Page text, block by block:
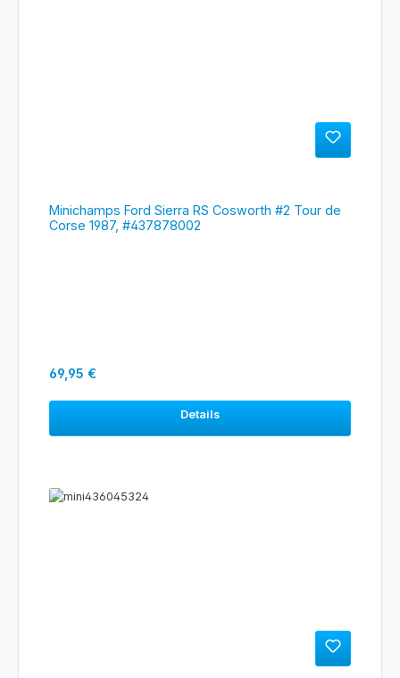
Minichamps Ford Sierra RS Cosworth #2 Tour de
Corse 1987, #437878002
Regulärer Preis:
69,95 €
Details